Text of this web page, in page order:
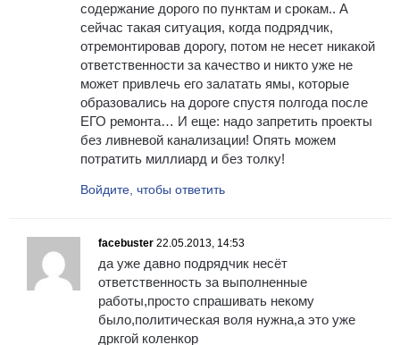
содержание дорого по пунктам и срокам.. А
сейчас такая ситуация, когда подрядчик,
отремонтировав дорогу, потом не несет никакой
ответственности за качество и никто уже не
может привлечь его залатать ямы, которые
образовались на дороге спустя полгода после
ЕГО ремонта… И еще: надо запретить проекты
без ливневой канализации! Опять можем
потратить миллиард и без толку!
Войдите, чтобы ответить
facebuster 22.05.2013, 14:53
да уже давно подрядчик несёт
ответственность за выполненные
работы,просто спрашивать некому
было,политическая воля нужна,а это уже
дркгой коленкор